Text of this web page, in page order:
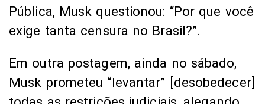
Pública, Musk questionou: “Por que você
exige tanta censura no Brasil?”.
Em outra postagem, ainda no sábado,
Musk prometeu “levantar” [desobedecer]